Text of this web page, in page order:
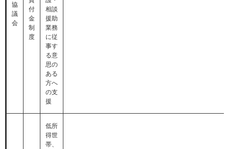
協
議
会
付
金
制
度
相談
援助
業務
に従
事す
る意
思の
ある
方へ
の支
援
低所
得世
帯、